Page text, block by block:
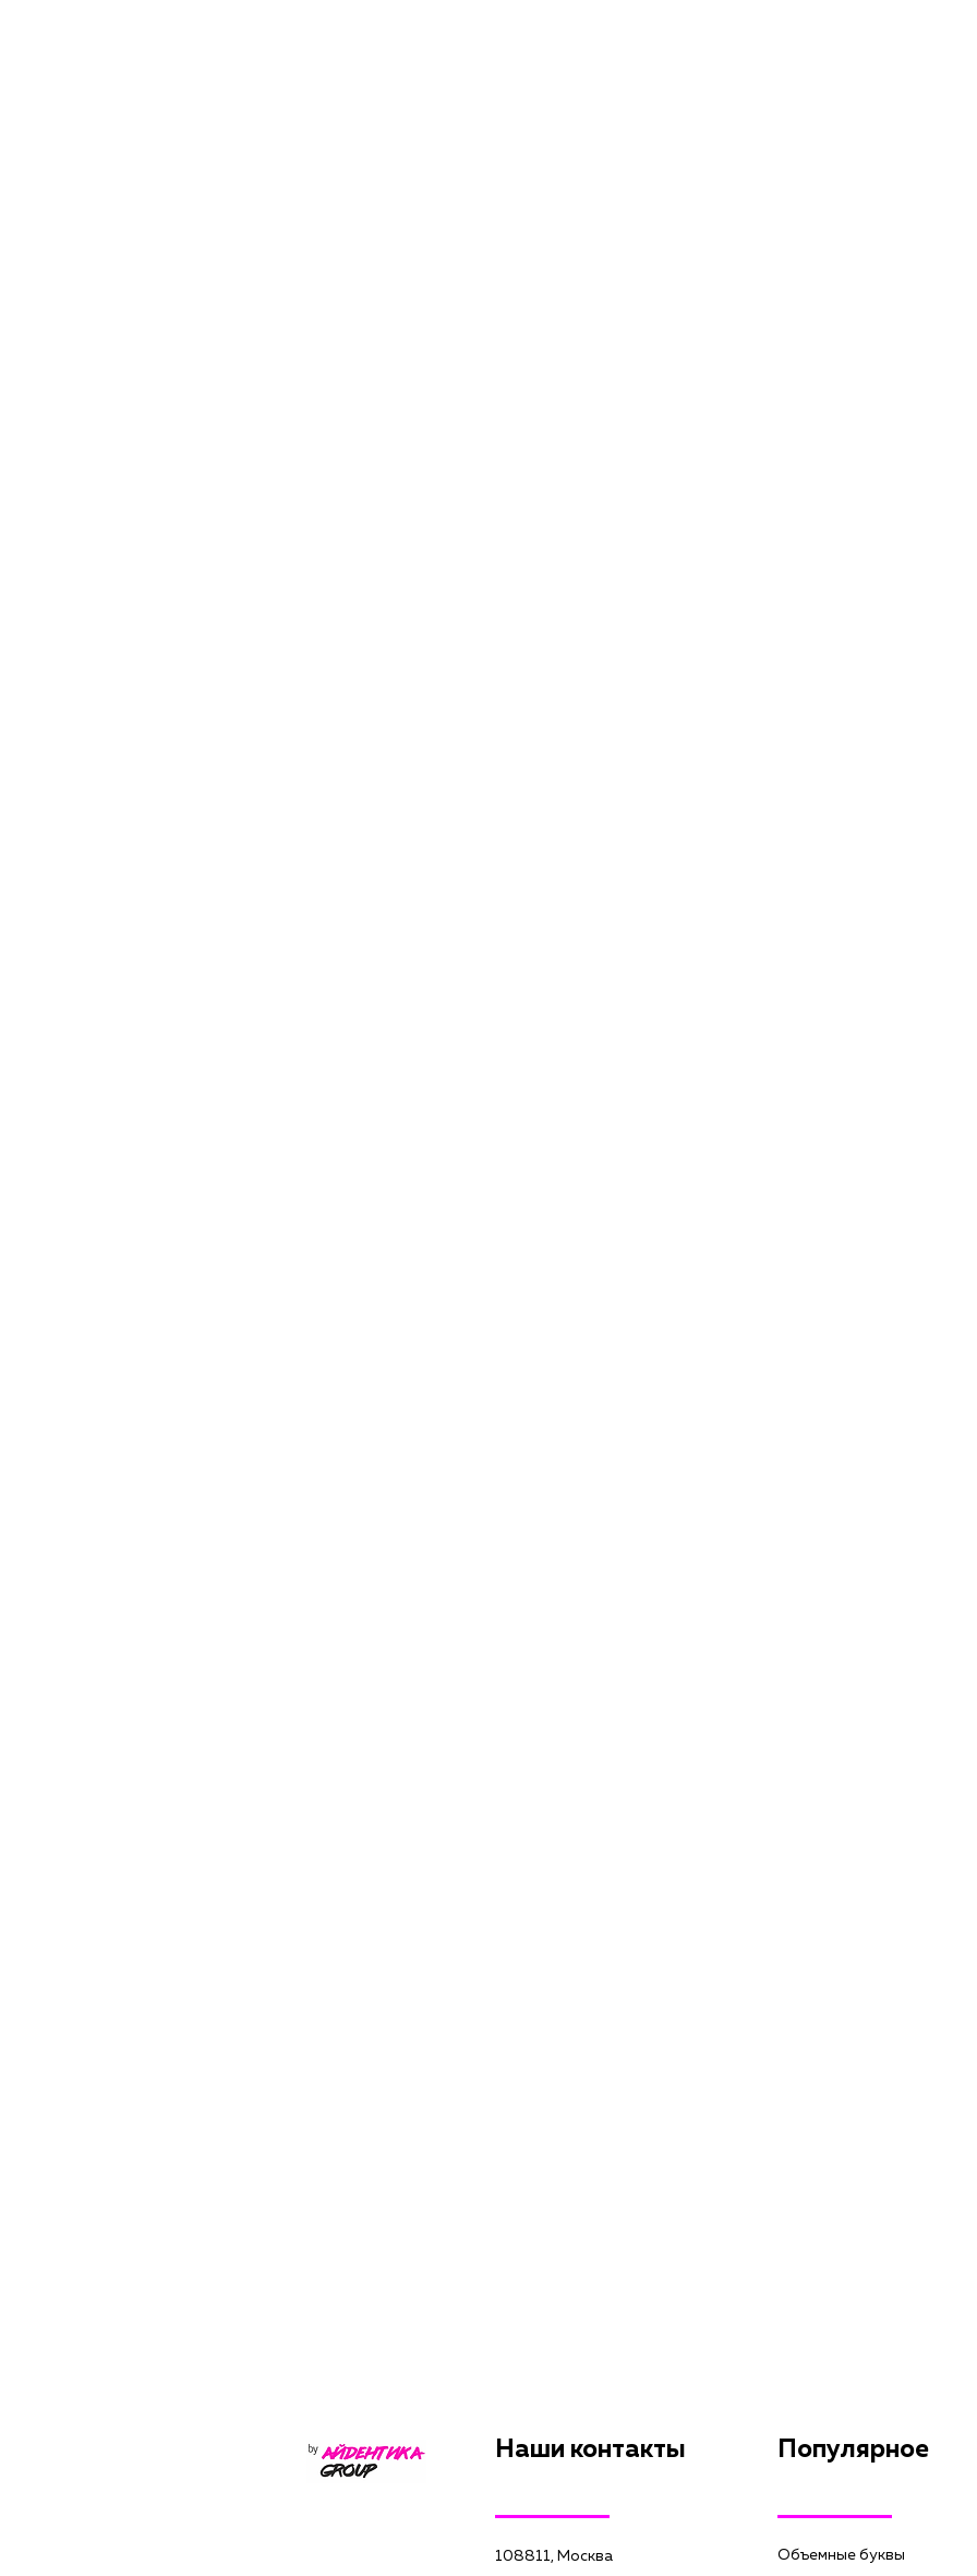
Наши контакты
108811, Москва
Популярное
Объемные буквы